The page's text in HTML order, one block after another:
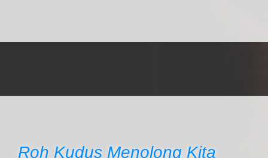
Roh Kudus Menolong Kita